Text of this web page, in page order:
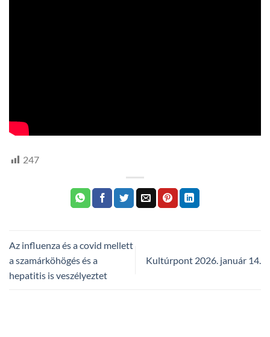
247
Az influenza és a covid mellett
a szamárköhögés és a
hepatitis is veszélyeztet
Kultúrpont 2026. január 14.